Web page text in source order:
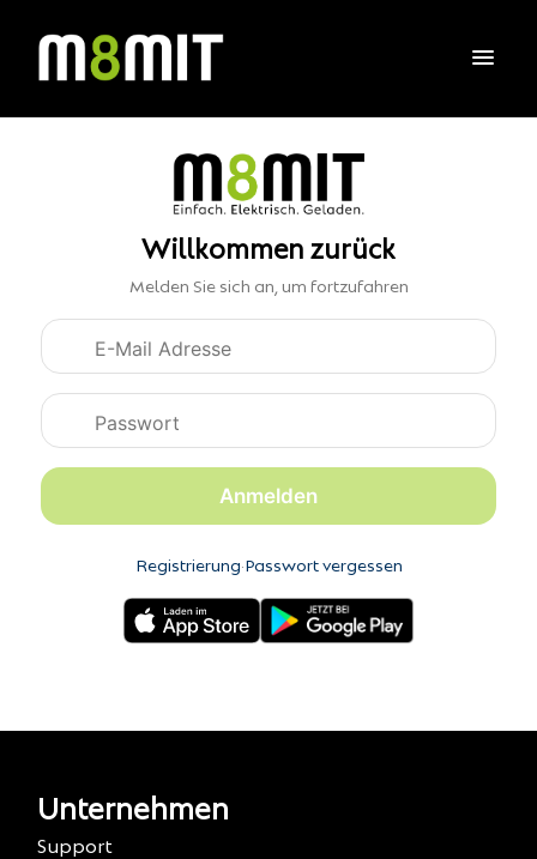
Willkommen zurück
Melden Sie sich an, um fortzufahren
Anmeldedaten
Anmelden
Registrierung·Passwort vergessen
Unternehmen
Support